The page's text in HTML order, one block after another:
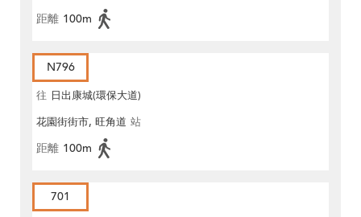
距離 100m
N796
往 日出康城(環保大道)
花園街街市, 旺角道 站
距離 100m
701